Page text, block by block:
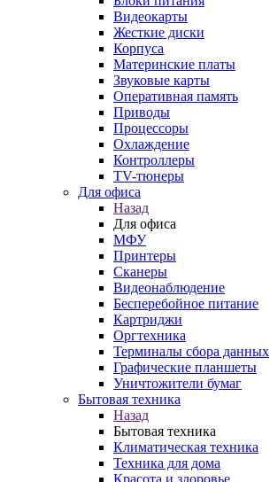
Видеокарты
Жесткие диски
Корпуса
Материнские платы
Звуковые карты
Оперативная память
Приводы
Процессоры
Охлаждение
Контроллеры
TV-тюнеры
Для офиса
Назад
Для офиса
МФУ
Принтеры
Сканеры
Видеонаблюдение
Бесперебойное питание
Картриджи
Оргтехника
Терминалы сбора данных
Графические планшеты
Уничтожители бумаг
Бытовая техника
Назад
Бытовая техника
Климатическая техника
Техника для дома
Красота и здоровье